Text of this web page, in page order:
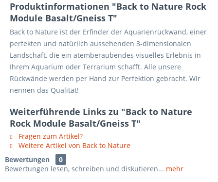
Produktinformationen "Back to Nature Rock
Module Basalt/Gneiss T"
Back to Nature ist der Erfinder der Aquarienrückwand, einer
perfekten und natürlich aussehenden 3-dimensionalen
Landschaft, die ein atemberaubendes visuelles Erlebnis in
Ihrem Aquarium oder Terrarium schafft. Alle unsere
Rückwände werden per Hand zur Perfektion gebracht. Wir
nennen das Qualität!
Weiterführende Links zu "Back to Nature
Rock Module Basalt/Gneiss T"
Fragen zum Artikel?
Weitere Artikel von Back to Nature
Bewertungen
0
Bewertungen lesen, schreiben und diskutieren... mehr